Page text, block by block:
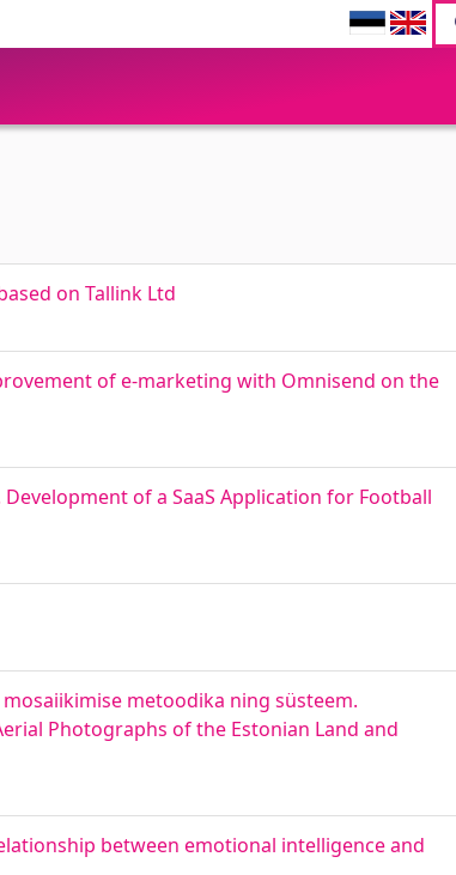
on Tallink Ltd
of e-marketing with Omnisend on the
of a SaaS Application for Football
metoodika ning süsteem.
Photographs of the Estonian Land and
between emotional intelligence and